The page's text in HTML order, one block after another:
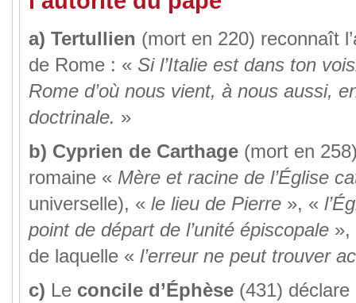
a) Tertullien (mort en 220) reconnaît
de Rome : « Si l’Italie est dans ton
Rome d’où nous vient, à nous aussi,
doctrinale. »
b) Cyprien de Carthage(mort en
romaine « Mère et racine de l’Église
universelle), « le lieu de Pierre», «
point de départ de l’unité épiscopale»,
de laquelle « l’erreur ne peut trouver
c) Le concile d’Éphèse(431)